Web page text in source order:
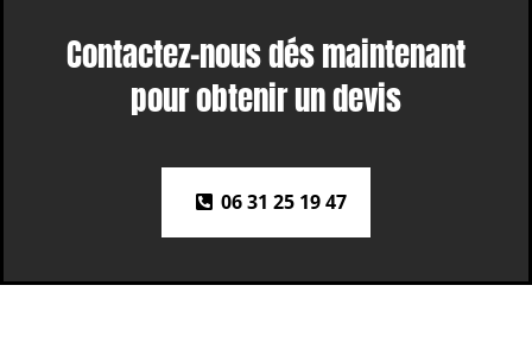
Contactez-nous dés maintenant
pour obtenir un devis
06 31 25 19 47